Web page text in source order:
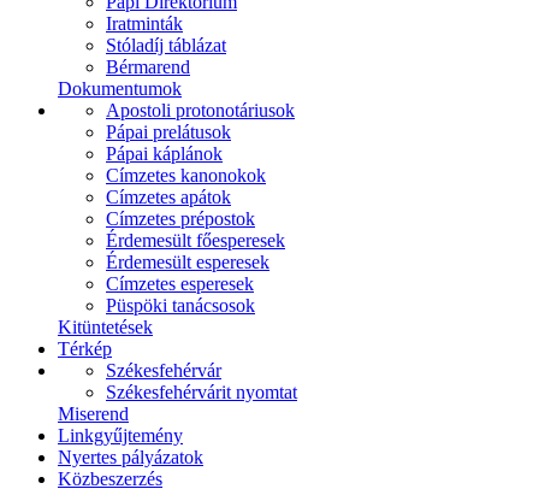
Iratminták
Stóladíj táblázat
Bérmarend
Dokumentumok
Apostoli protonotáriusok
Pápai prelátusok
Pápai káplánok
Címzetes kanonokok
Címzetes apátok
Címzetes prépostok
Érdemesült főesperesek
Érdemesült esperesek
Címzetes esperesek
Püspöki tanácsosok
Kitüntetések
Térkép
Székesfehérvár
Székesfehérvárit nyomtat
Miserend
Linkgyűjtemény
Nyertes pályázatok
Közbeszerzés